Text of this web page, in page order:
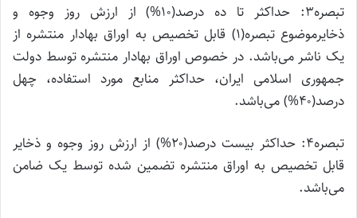
تبصره۳: حداکثر تا ده درصد(۱۰%) از ارزش روز وجوه و
ذخایرموضوع تبصره(۱) قابل تخصیص به اوراق بهادار منتشره از
یک ناشر می‌باشد. در خصوص اوراق بهادار منتشره توسط دولت
جمهوری اسلامی ایران، حداکثر منابع مورد استفاده، چهل
درصد(۴۰%) می‌باشد.
تبصره۴: حداکثر بیست درصد(۲۰%) از ارزش روز وجوه و ذخایر
قابل تخصیص به اوراق منتشره تضمین شده توسط یک ضامن
می‌باشد.